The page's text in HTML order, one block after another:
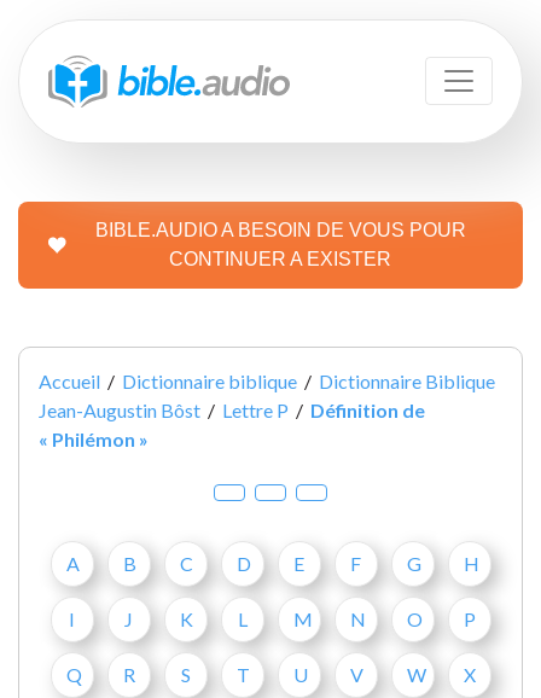
BIBLE.AUDIO A BESOIN DE VOUS POUR
CONTINUER A EXISTER
Accueil / Dictionnaire biblique / Dictionnaire Biblique
Jean-Augustin Bôst / Lettre P / Définition de
« Philémon »
A B C D E F G H
I J K L M N O P
Q R S T U V W X